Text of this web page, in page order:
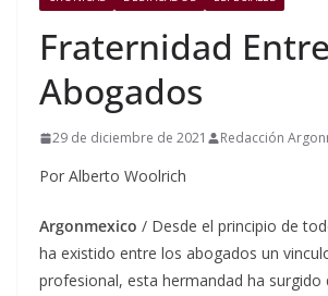
Fraternidad Entre
Abogados
29 de diciembre de 2021 Redacción
Por Alberto Woolrich
Argonmexico / Desde el principio de
ha existido entre los abogados un
profesional, esta hermandad ha